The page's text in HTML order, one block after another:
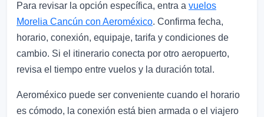
Para revisar la opción específica, entra a vuelos
Morelia Cancún con Aeroméxico. Confirma fecha,
horario, conexión, equipaje, tarifa y condiciones de
cambio. Si el itinerario conecta por otro aeropuerto,
revisa el tiempo entre vuelos y la duración total.
Aeroméxico puede ser conveniente cuando el horario
es cómodo, la conexión está bien armada o el viajero